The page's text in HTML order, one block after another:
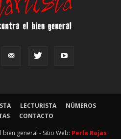
LECTURISTA
NÚMEROS
CONTACTO
general - Sitio Web: Perla Rojas